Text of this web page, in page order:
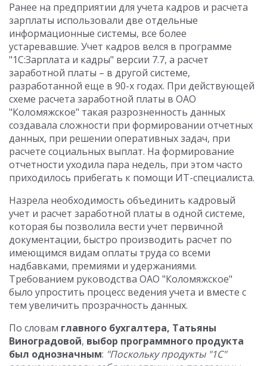
Ранее на предприятии для учета кадров и расчета
зарплаты использовали две отдельные
информационные системы, все более
устаревавшие. Учет кадров велся в программе
"1С:Зарплата и кадры" версии 7.7, а расчет
заработной платы – в другой системе,
разработанной еще в 90-х годах. При действующей
схеме расчета заработной платы в ОАО
"Коломяжское" такая разрозненность данных
создавала сложности при формировании отчетных
данных, при решении оперативных задач, при
расчете социальных выплат. На формирование
отчетности уходила пара недель, при этом часто
приходилось прибегать к помощи ИТ-специалиста.
Назрела необходимость объединить кадровый
учет и расчет заработной платы в одной системе,
которая бы позволила вести учет первичной
документации, быстро производить расчет по
имеющимся видам оплаты труда со всеми
надбавками, премиями и удержаниями.
Требованием руководства ОАО "Коломяжское"
было упростить процесс ведения учета и вместе с
тем увеличить прозрачность данных.
По словам главного бухгалтера, Татьяны
Виноградовой, выбор программного продукта
был однозначным: "Поскольку продукты "1С"